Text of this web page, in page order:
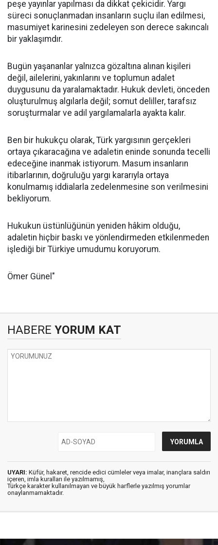
peşe yayınlar yapılması da dikkat çekicidir. Yargı
süreci sonuçlanmadan insanların suçlu ilan edilmesi,
masumiyet karinesini zedeleyen son derece sakıncalı
bir yaklaşımdır.
Bugün yaşananlar yalnızca gözaltına alınan kişileri
değil, ailelerini, yakınlarını ve toplumun adalet
duygusunu da yaralamaktadır. Hukuk devleti, önceden
oluşturulmuş algılarla değil; somut deliller, tarafsız
soruşturmalar ve adil yargılamalarla ayakta kalır.
Ben bir hukukçu olarak, Türk yargısının gerçekleri
ortaya çıkaracağına ve adaletin eninde sonunda tecelli
edeceğine inanmak istiyorum. Masum insanların
itibarlarının, doğruluğu yargı kararıyla ortaya
konulmamış iddialarla zedelenmesine son verilmesini
bekliyorum.
Hukukun üstünlüğünün yeniden hâkim olduğu,
adaletin hiçbir baskı ve yönlendirmeden etkilenmeden
işlediği bir Türkiye umudumu koruyorum.
Ömer Günel"
HABERE YORUM KAT
UYARI: Küfür, hakaret, rencide edici cümleler veya imalar, inançlara saldırı
içeren, imla kuralları ile yazılmamış,
Türkçe karakter kullanılmayan ve büyük harflerle yazılmış yorumlar
onaylanmamaktadır.